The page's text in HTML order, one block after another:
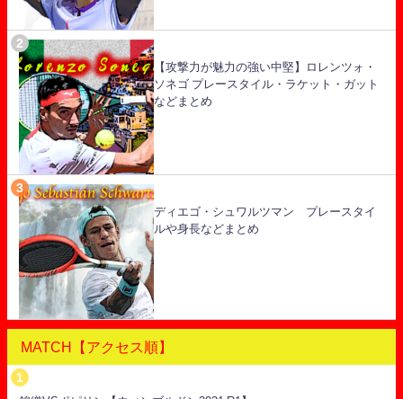
【攻撃力が魅力の強い中堅】ロレンツォ・
ソネゴ プレースタイル・ラケット・ガット
などまとめ
ディエゴ・シュワルツマン プレースタイ
ルや身長などまとめ
MATCH【アクセス順】